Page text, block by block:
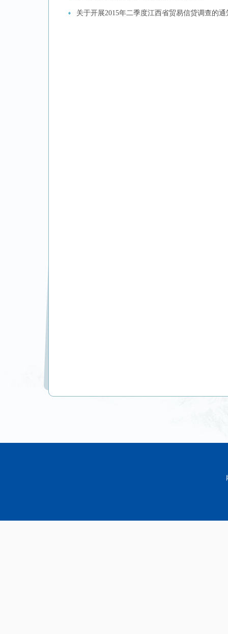
关于开展2015年二季度江西省贸易信贷调查的通